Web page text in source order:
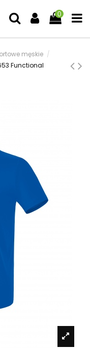
0
męskie
Functional